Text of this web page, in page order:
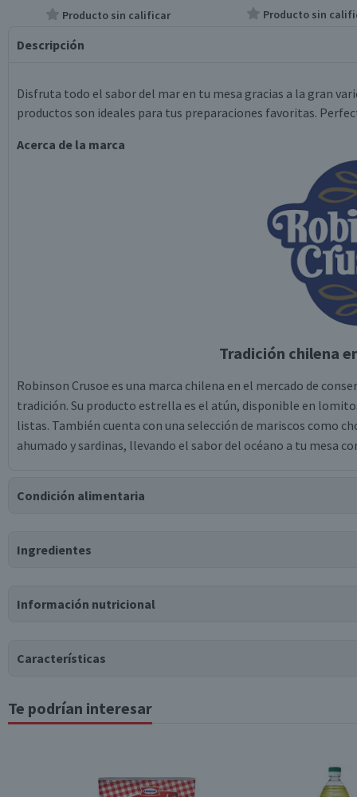
Producto sin calificar Producto sin
Descripción
Disfruta todo el sabor del mar en tu mesa gracias a la gran
productos son ideales para tus preparaciones favoritas.
Acerca de la marca
Tradición chilena
Robinson Crusoe es una marca chilena en el mercado de
tradición. Su producto estrella es el atún, disponible en
listas. También cuenta con una selección de mariscos como
ahumado y sardinas, llevando el sabor del océano a tu mesa
Condición alimentaria
Ingredientes
Puede contener
Información nutricional
Tabla nutricional
Energía (kCal)
Grasas Totales (g)
Características
Tipo de Producto
Te podrían interesar